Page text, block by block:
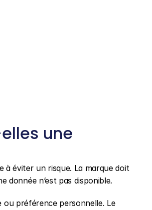
une
à éviter un risque. La marque doit
donnée n’est pas disponible.
ou préférence personnelle. Le